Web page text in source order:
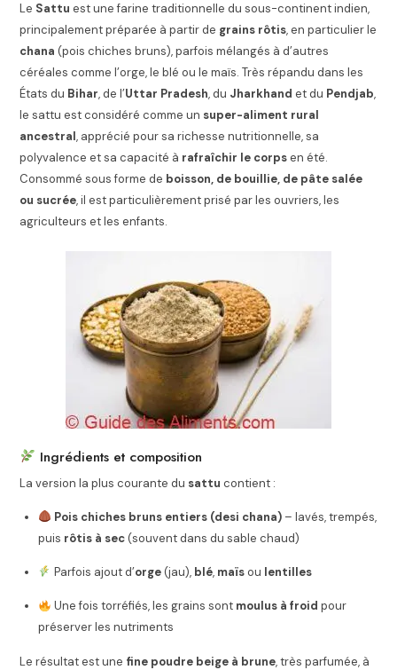
Le Sattu est une farine traditionnelle du sous-continent indien,
principalement préparée à partir de grains rôtis, en particulier le
chana (pois chiches bruns), parfois mélangés à d’autres
céréales comme l’orge, le blé ou le maïs. Très répandu dans les
États du Bihar, de l’Uttar Pradesh, du Jharkhand et du Pendjab,
le sattu est considéré comme un super-aliment rural
ancestral, apprécié pour sa richesse nutritionnelle, sa
polyvalence et sa capacité à rafraîchir le corpsen été.
Consommé sous forme de boisson, de bouillie, de pâte salée
ou sucrée, il est particulièrement prisé par les ouvriers, les
agriculteurs et les enfants.
Ingrédients et composition
La version la plus courante du sattu contient :
Pois chiches bruns entiers (desi chana) – lavés, trempés,
puis rôtis à sec(souvent dans du sable chaud)
Parfois ajout d’orge(jau), blé, maïsou lentilles
Une fois torréfiés, les grains sont moulus à froid pour
préserver les nutriments
Le résultat est une fine poudre beige à brune, très parfumée, à